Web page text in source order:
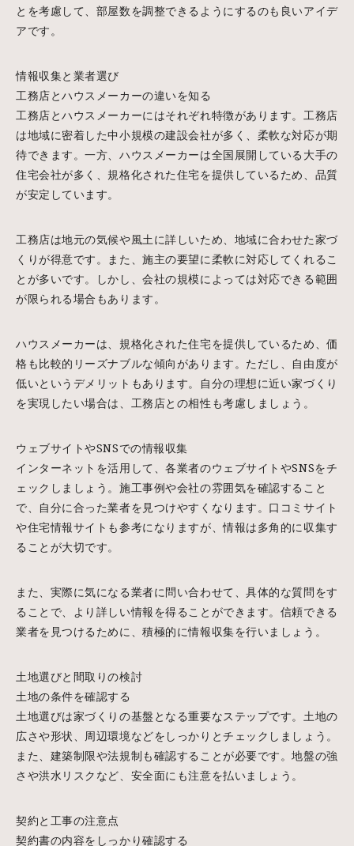
とを考慮して、部屋数を調整できるようにするのも良いアイデ
アです。
情報収集と業者選び
工務店とハウスメーカーの違いを知る
工務店とハウスメーカーにはそれぞれ特徴があります。工務店
は地域に密着した中小規模の建設会社が多く、柔軟な対応が期
待できます。一方、ハウスメーカーは全国展開している大手の
住宅会社が多く、規格化された住宅を提供しているため、品質
が安定しています。
工務店は地元の気候や風土に詳しいため、地域に合わせた家づ
くりが得意です。また、施主の要望に柔軟に対応してくれるこ
とが多いです。しかし、会社の規模によっては対応できる範囲
が限られる場合もあります。
ハウスメーカーは、規格化された住宅を提供しているため、価
格も比較的リーズナブルな傾向があります。ただし、自由度が
低いというデメリットもあります。自分の理想に近い家づくり
を実現したい場合は、工務店との相性も考慮しましょう。
ウェブサイトやSNSでの情報収集
インターネットを活用して、各業者のウェブサイトやSNSをチ
ェックしましょう。施工事例や会社の雰囲気を確認すること
で、自分に合った業者を見つけやすくなります。口コミサイト
や住宅情報サイトも参考になりますが、情報は多角的に収集す
ることが大切です。
また、実際に気になる業者に問い合わせて、具体的な質問をす
ることで、より詳しい情報を得ることができます。信頼できる
業者を見つけるために、積極的に情報収集を行いましょう。
土地選びと間取りの検討
土地の条件を確認する
土地選びは家づくりの基盤となる重要なステップです。土地の
広さや形状、周辺環境などをしっかりとチェックしましょう。
また、建築制限や法規制も確認することが必要です。地盤の強
さや洪水リスクなど、安全面にも注意を払いましょう。
契約と工事の注意点
契約書の内容をしっかり確認する